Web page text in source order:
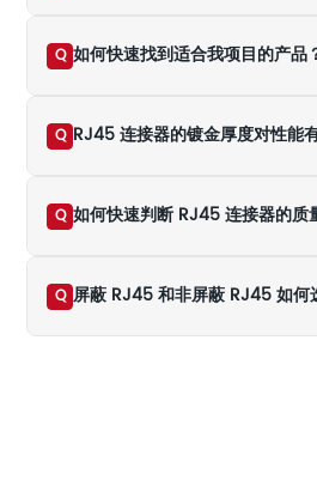
Q 如何快速找到适合我项目的产品
Q RJ45 连接器的镀金厚度对性能
Q 如何快速判断 RJ45 连接器的质
Q 屏蔽 RJ45 和非屏蔽 RJ45 如何